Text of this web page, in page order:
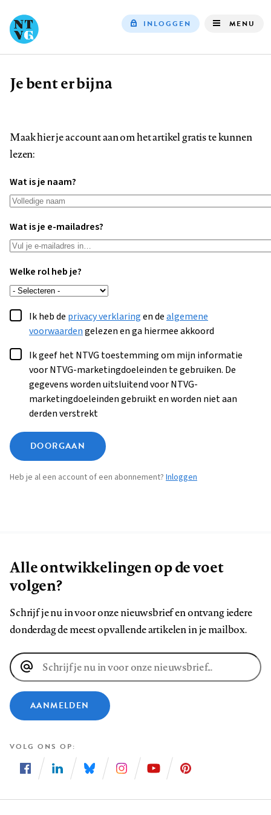
INLOGGEN MENU
Kruimelpad
Je bent er bijna
Maak hier je account aan om het artikel gratis te kunnen
lezen:
Wat is je naam?
Wat is je e-mailadres?
Welke rol heb je?
Ik heb de privacy verklaringen dealgemene
voorwaardengelezen en ga hiermee akkoord
Ik geef het NTVG toestemming om mijn informatie
voor NTVG-marketingdoeleinden te gebruiken. De
gegevens worden uitsluitend voor NTVG-
marketingdoeleinden gebruikt en worden niet aan
derden verstrekt
DOORGAAN
Heb je al een account of een abonnement? Inloggen
Alle ontwikkelingen op de voet
volgen?
Schrijf je nu in voor onze nieuwsbrief en ontvang iedere
donderdag de meest opvallende artikelen in je mailbox.
E-
mailadres
AANMELDEN
VOLG ONS OP
ons
ons
ons
ons
ons
ons